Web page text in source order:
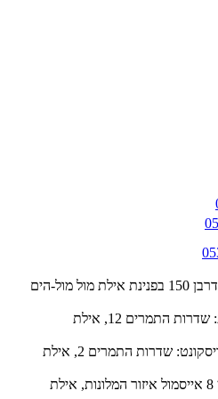
12, אילת
שדרות התמרים 2, אילת